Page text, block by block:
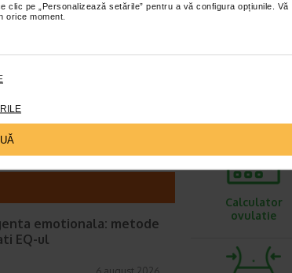
pe „Personalizează setările” pentru a vă configura opțiunile. Vă
orice moment.GH3 Derma+ Crema
emotionala: metode
EQ-ul
Calculator
ovulatie